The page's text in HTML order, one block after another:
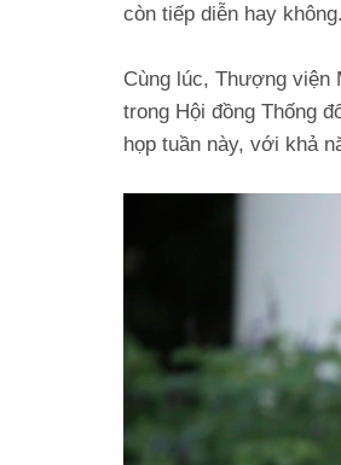
còn tiếp diễn hay không.
Cùng lúc, Thượng viện
trong Hội đồng Thống
họp tuần này, với khả